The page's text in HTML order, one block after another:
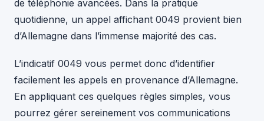
de téléphonie avancées. Dans la pratique
quotidienne, un appel affichant 0049 provient bien
d’Allemagne dans l’immense majorité des cas.
L’indicatif 0049 vous permet donc d’identifier
facilement les appels en provenance d’Allemagne.
En appliquant ces quelques règles simples, vous
pourrez gérer sereinement vos communications